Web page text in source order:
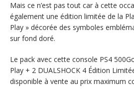
Mais ce n’est pas tout car à cette
également une édition limitée de la
Play » décorée des symboles
sur fond doré.
Le pack avec cette console PS4
Play + 2 DUALSHOCK 4 Édition
disponible à vente au prix maximum